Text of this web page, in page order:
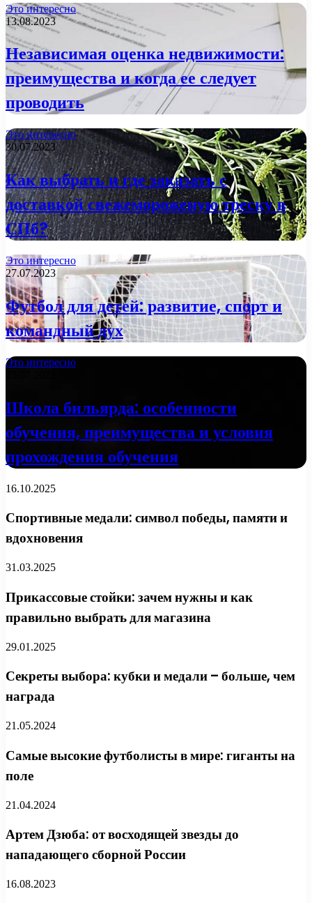
Это интересно
13.08.2023
Независимая оценка недвижимости:
преимущества и когда ее следует
проводить
Это интересно
30.07.2023
Как выбрать и где заказать с
доставкой свежемороженую треску в
СПб?
Это интересно
27.07.2023
Футбол для детей: развитие, спорт и
командный дух
Это интересно
Школа бильярда: особенности
обучения, преимущества и условия
прохождения обучения
16.10.2025
Спортивные медали: символ победы, памяти и
вдохновения
31.03.2025
Прикассовые стойки: зачем нужны и как
правильно выбрать для магазина
29.01.2025
Секреты выбора: кубки и медали – больше, чем
награда
21.05.2024
Самые высокие футболисты в мире: гиганты на
поле
21.04.2024
Артем Дзюба: от восходящей звезды до
нападающего сборной России
16.08.2023